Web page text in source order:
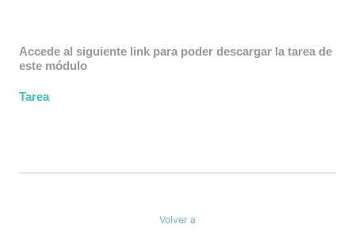
Accede al siguiente link para poder descargar la tarea de
este módulo
Tarea
Volver a